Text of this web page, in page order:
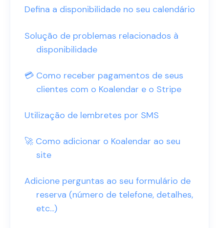
Defina a disponibilidade no seu calendário
Solução de problemas relacionados à
disponibilidade
💳 Como receber pagamentos de seus
clientes com o Koalendar e o Stripe
Utilização de lembretes por SMS
🚀 Como adicionar o Koalendar ao seu
site
Adicione perguntas ao seu formulário de
reserva (número de telefone, detalhes,
etc...)